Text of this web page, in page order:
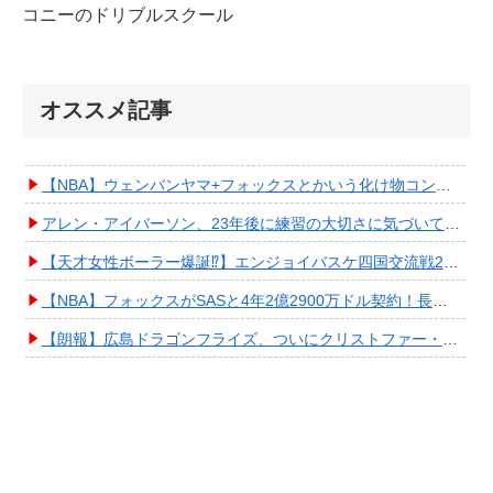
コニーのドリブルスクール
オススメ記事
【NBA】ウェンバンヤマ+フォックスとかいう化け物コンビが爆誕してしまうwwwwwwwwww
アレン・アイバーソン、23年後に練習の大切さに気づいてしまうwwwwwwwwwwww
【天才女性ボーラー爆誕⁉︎】エンジョイバスケ四国交流戦2025 in 香川③ #エアボーズ #427
【NBA】フォックスがSASと4年2億2900万ドル契約！長期確保しPO進出へ期待高まる
【朗報】広島ドラゴンフライズ、ついにクリストファー・スミス獲得キタ━━━━(ﾟ∀ﾟ)━━━━!!